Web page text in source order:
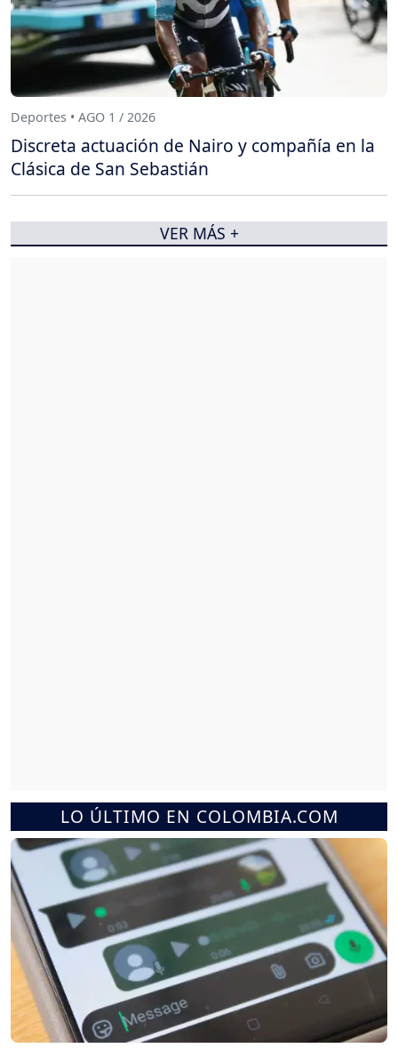
LO ÚLTIMO EN COLOMBIA.COM
Deportes • AGO 1 / 2026
Discreta actuación de Nairo y compañía en la
Clásica de San Sebastián
VER MÁS +